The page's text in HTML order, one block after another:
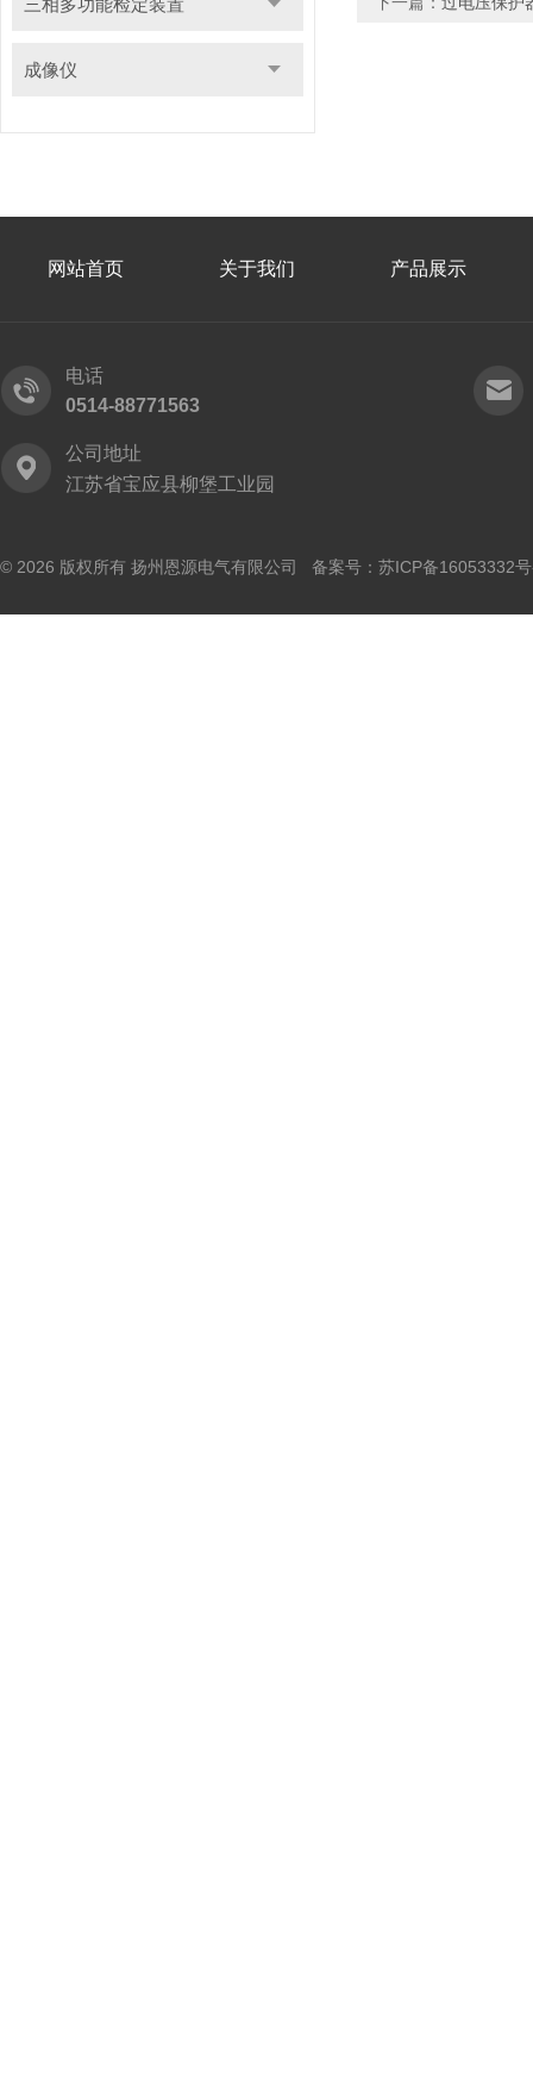
三相多功能检定装置
成像仪
网站首页 关于我们 产品展示
电话
0514-88771563
公司地址
江苏省宝应县柳堡工业园
© 2026 版权所有 扬州恩源电气有限公司 备案号： 苏ICP备16053332